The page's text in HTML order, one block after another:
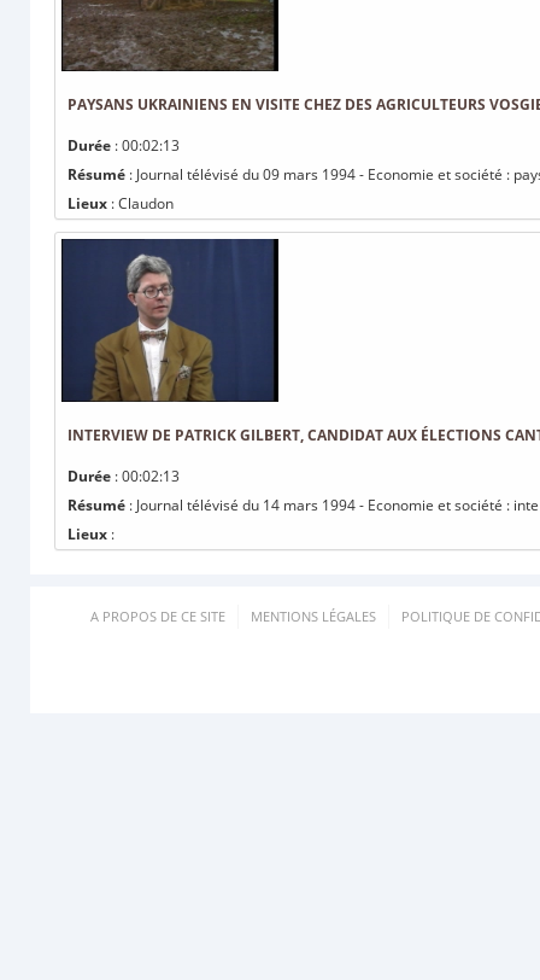
PAYSANS UKRAINIENS EN VISITE CHEZ DES AGRICULTEURS
Durée : 00:02:13
Résumé : Journal télévisé du 09 mars 1994 - Economie et société :
Lieux : Claudon
INTERVIEW DE PATRICK GILBERT, CANDIDAT AUX ÉLECTIONS
Durée : 00:02:13
Résumé : Journal télévisé du 14 mars 1994 - Economie et société :
Lieux :
A PROPOS DE CE SITE MENTIONS LÉGALES POLITIQUE DE